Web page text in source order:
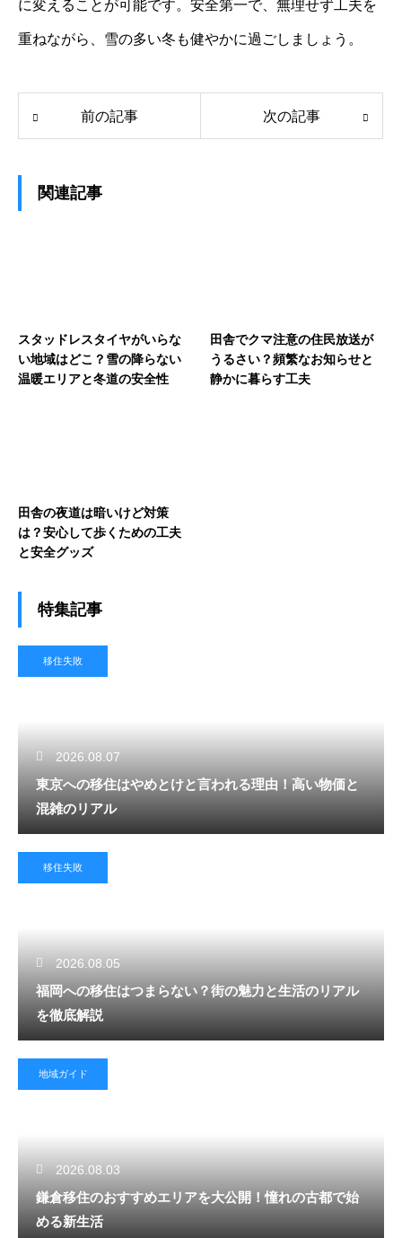
に変えることが可能です。安全第一で、無理せず工夫を
重ねながら、雪の多い冬も健やかに過ごしましょう。
前の記事 次の記事
関連記事
スタッドレスタイヤがいらな
い地域はどこ？雪の降らない
温暖エリアと冬道の安全性
田舎でクマ注意の住民放送が
うるさい？頻繁なお知らせと
静かに暮らす工夫
田舎の夜道は暗いけど対策
は？安心して歩くための工夫
と安全グッズ
特集記事
移住失敗
2026.08.07
東京への移住はやめとけと言われる理由！高い物価と
混雑のリアル
移住失敗
2026.08.05
福岡への移住はつまらない？街の魅力と生活のリアル
を徹底解説
地域ガイド
2026.08.03
鎌倉移住のおすすめエリアを大公開！憧れの古都で始
める新生活